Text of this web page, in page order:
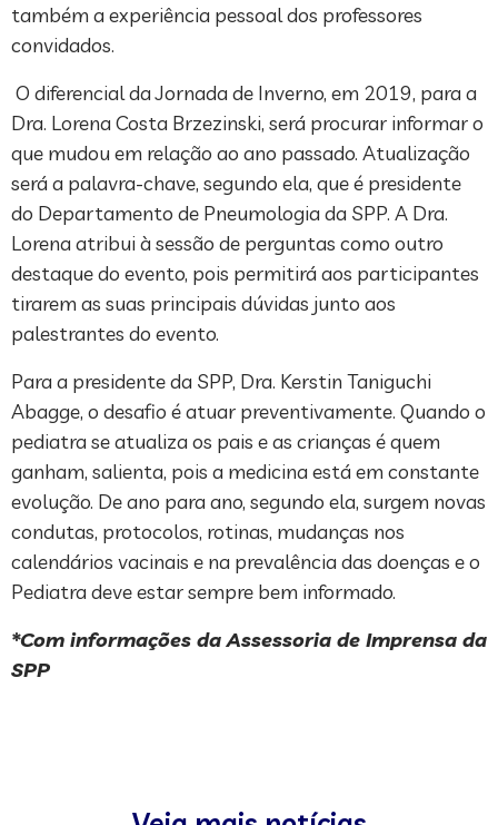
também a experiência pessoal dos professores
convidados.
O diferencial da Jornada de Inverno, em 2019, para a
Dra. Lorena Costa Brzezinski, será procurar informar o
que mudou em relação ao ano passado. Atualização
será a palavra-chave, segundo ela, que é presidente
do Departamento de Pneumologia da SPP. A Dra.
Lorena atribui à sessão de perguntas como outro
destaque do evento, pois permitirá aos participantes
tirarem as suas principais dúvidas junto aos
palestrantes do evento.
Para a presidente da SPP, Dra. Kerstin Taniguchi
Abagge, o desafio é atuar preventivamente. Quando o
pediatra se atualiza os pais e as crianças é quem
ganham, salienta, pois a medicina está em constante
evolução. De ano para ano, segundo ela, surgem novas
condutas, protocolos, rotinas, mudanças nos
calendários vacinais e na prevalência das doenças e o
Pediatra deve estar sempre bem informado.
*Com informações da Assessoria de Imprensa da
SPP